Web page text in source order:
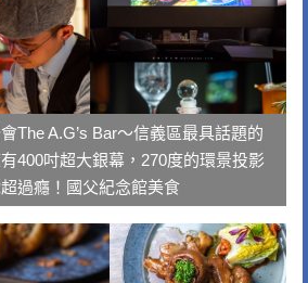
The A.G’s Bar～信義區最具話題的
400吋超大銀幕，270度的環景投影
過癮！國父紀念館美食